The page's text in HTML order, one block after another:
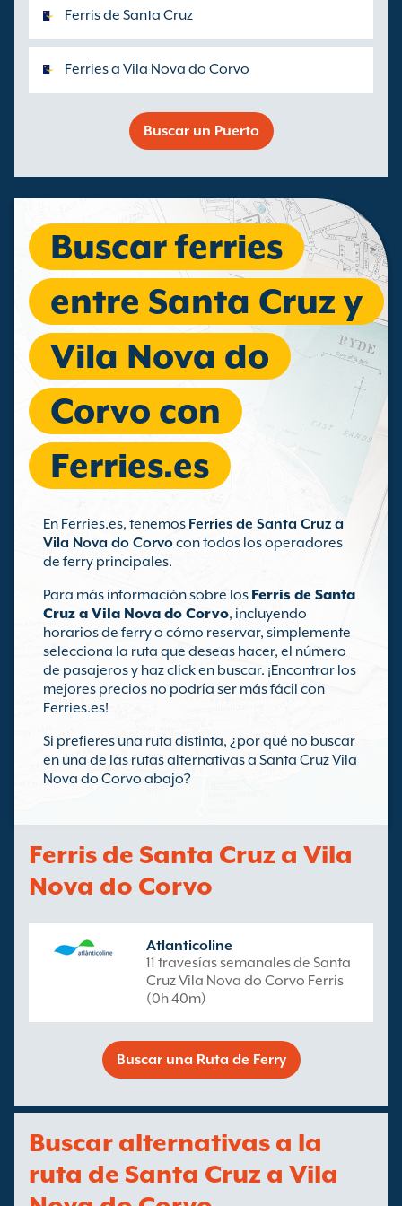
Ferris de Santa Cruz
Ferries a Vila Nova do Corvo
Buscar un Puerto
Buscar ferries
entre Santa Cruz y
Vila Nova do
Corvo con
Ferries.es
En Ferries.es, tenemos Ferries de Santa Cruz a
Vila Nova do Corvocon todos los operadores
de ferry principales.
Para más información sobre los Ferris de Santa
Cruz a Vila Nova do Corvo, incluyendo
horarios de ferry o cómo reservar, simplemente
selecciona la ruta que deseas hacer, el número
de pasajeros y haz click en buscar. ¡Encontrar los
mejores precios no podría ser más fácil con
Ferries.es!
Si prefieres una ruta distinta, ¿por qué no buscar
en una de las rutas alternativas a Santa Cruz Vila
Nova do Corvo abajo?
Ferris de Santa Cruz a Vila
Nova do Corvo
Atlanticoline
11 travesías semanales de Santa
Cruz Vila Nova do Corvo Ferris
(0h 40m)
Buscar una Ruta de Ferry
Buscar alternativas a la
ruta de Santa Cruz a Vila